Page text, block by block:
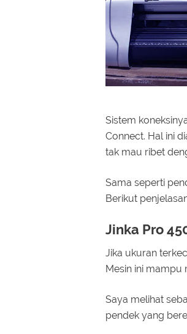
Sistem
Connect. Hal ini
tak mau ribet
Sama seperti
Berikut
Jinka Pro
Jika ukuran
Mesin ini mampu
Saya melihat
pendek yang